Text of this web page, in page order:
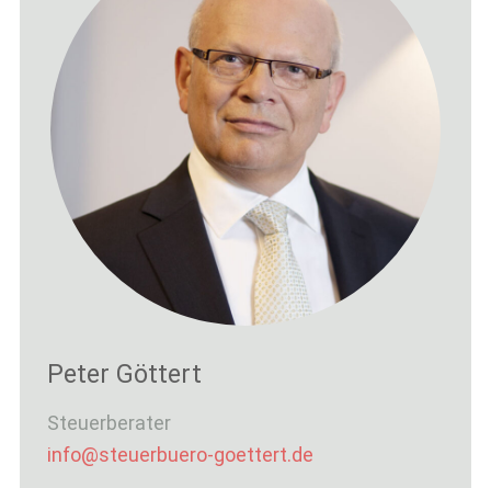
Peter Göttert
Steuerberater
info@steuerbuero-goettert.de